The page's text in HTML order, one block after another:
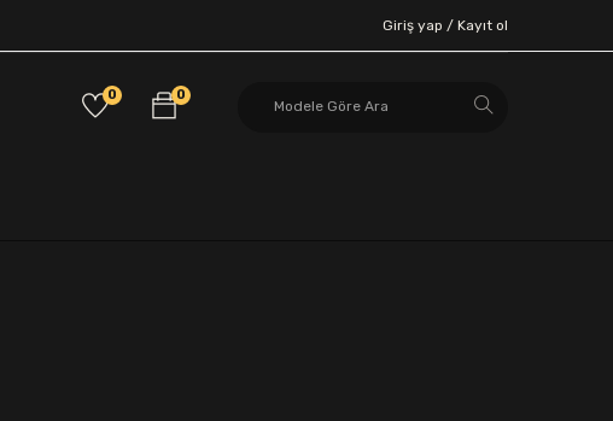
Giriş yap / Kayıt ol
0
0